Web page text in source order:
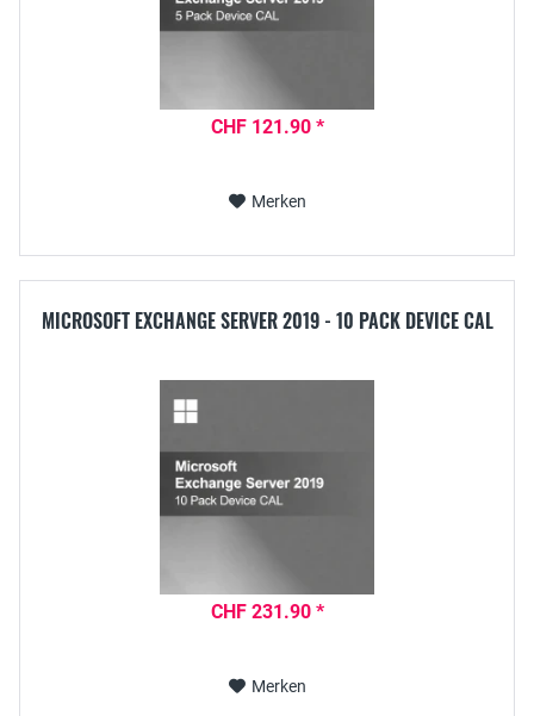
CHF 121.90 *
Merken
MICROSOFT EXCHANGE SERVER 2019 - 10 PACK DEVICE CAL
CHF 231.90 *
Merken